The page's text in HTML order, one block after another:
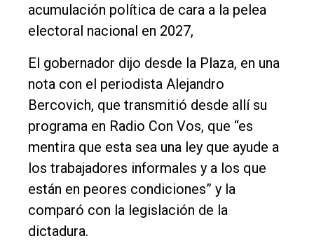
acumulación política de cara a la pelea
electoral nacional en 2027,
El gobernador dijo desde la Plaza, en una
nota con el periodista Alejandro
Bercovich, que transmitió desde allí su
programa en Radio Con Vos, que “es
mentira que esta sea una ley que ayude a
los trabajadores informales y a los que
están en peores condiciones” y la
comparó con la legislación de la
dictadura.